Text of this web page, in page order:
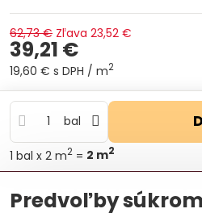
62,73 € Zľava 23,52 €
39,21 €
19,60 € s DPH / m2
bal
1 bal x 2 m2 = 2 m2
Otázka k produktu
Predvoľby